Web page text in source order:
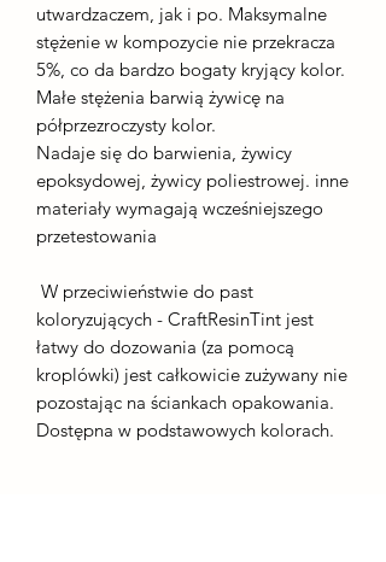
utwardzaczem, jak i po. Maksymalne
stężenie w kompozycie nie przekracza
5%, co da bardzo bogaty kryjący kolor.
Małe stężenia barwią żywicę na
półprzezroczysty kolor.
Nadaje się do barwienia, żywicy
epoksydowej, żywicy poliestrowej. inne
materiały wymagają wcześniejszego
przetestowania
W przeciwieństwie do past
koloryzujących - CraftResinTint jest
łatwy do dozowania (za pomocą
kroplówki) jest całkowicie zużywany nie
pozostając na ściankach opakowania.
Dostępna w podstawowych kolorach.